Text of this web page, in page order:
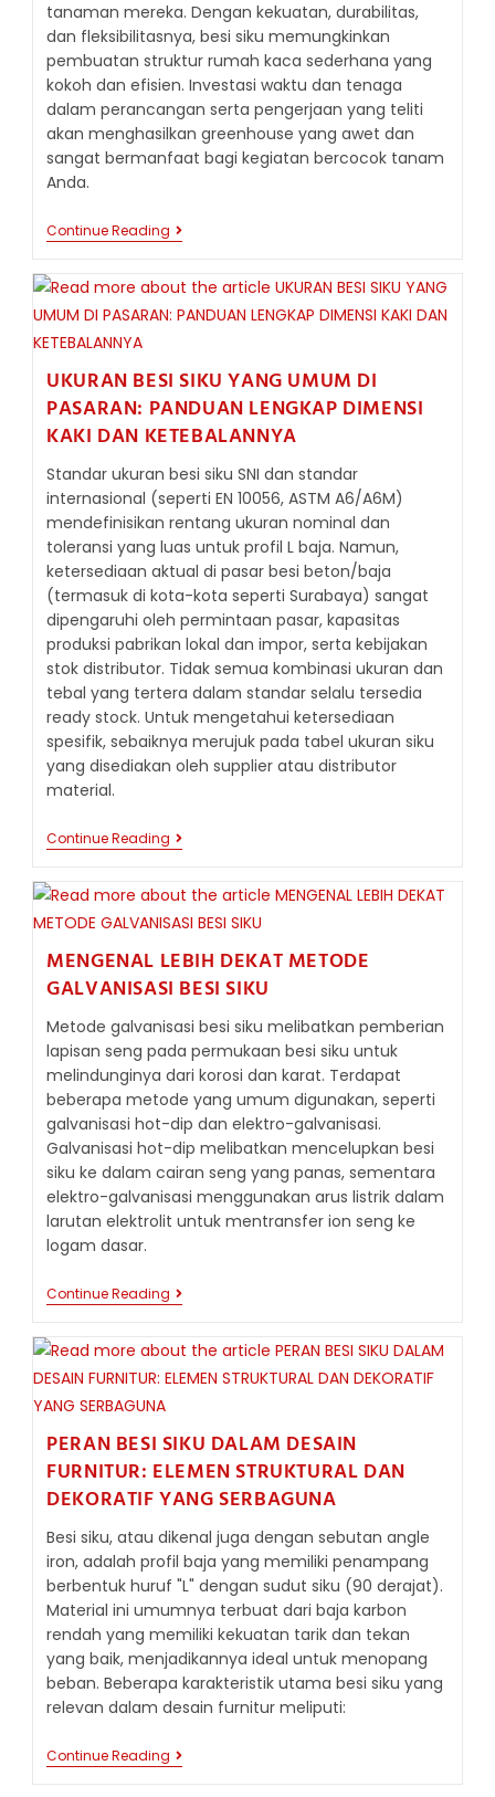
tanaman mereka. Dengan kekuatan, durabilitas,
dan fleksibilitasnya, besi siku memungkinkan
pembuatan struktur rumah kaca sederhana yang
kokoh dan efisien. Investasi waktu dan tenaga
dalam perancangan serta pengerjaan yang teliti
akan menghasilkan greenhouse yang awet dan
sangat bermanfaat bagi kegiatan bercocok tanam
Anda.
Continue Reading PEMANFAATAN
BESI
UNTUK
RUMAH
KECIL
UKURAN BESI SIKU YANG UMUM DI
PASARAN: PANDUAN LENGKAP DIMENSI
KAKI DAN KETEBALANNYA
Standar ukuran besi siku SNI dan standar
internasional (seperti EN 10056, ASTM A6/A6M)
mendefinisikan rentang ukuran nominal dan
toleransi yang luas untuk profil L baja. Namun,
ketersediaan aktual di pasar besi beton/baja
(termasuk di kota-kota seperti Surabaya) sangat
dipengaruhi oleh permintaan pasar, kapasitas
produksi pabrikan lokal dan impor, serta kebijakan
stok distributor. Tidak semua kombinasi ukuran dan
tebal yang tertera dalam standar selalu tersedia
ready stock. Untuk mengetahui ketersediaan
spesifik, sebaiknya merujuk pada tabel ukuran siku
yang disediakan oleh supplier atau distributor
material.
Continue Reading UKURAN
BESI
YANG
DI
PANDUAN
LENGKAP
DIMENSI
KAKI
DAN
KETEBALANNYA
MENGENAL LEBIH DEKAT METODE
GALVANISASI BESI SIKU
Metode galvanisasi besi siku melibatkan pemberian
lapisan seng pada permukaan besi siku untuk
melindunginya dari korosi dan karat. Terdapat
beberapa metode yang umum digunakan, seperti
galvanisasi hot-dip dan elektro-galvanisasi.
Galvanisasi hot-dip melibatkan mencelupkan besi
siku ke dalam cairan seng yang panas, sementara
elektro-galvanisasi menggunakan arus listrik dalam
larutan elektrolit untuk mentransfer ion seng ke
logam dasar.
Continue Reading MENGENAL
LEBIH
METODE
BESI
PERAN BESI SIKU DALAM DESAIN
FURNITUR: ELEMEN STRUKTURAL DAN
DEKORATIF YANG SERBAGUNA
Besi siku, atau dikenal juga dengan sebutan angle
iron, adalah profil baja yang memiliki penampang
berbentuk huruf "L" dengan sudut siku (90 derajat).
Material ini umumnya terbuat dari baja karbon
rendah yang memiliki kekuatan tarik dan tekan
yang baik, menjadikannya ideal untuk menopang
beban. Beberapa karakteristik utama besi siku yang
relevan dalam desain furnitur meliputi:
Continue Reading PERAN
BESI